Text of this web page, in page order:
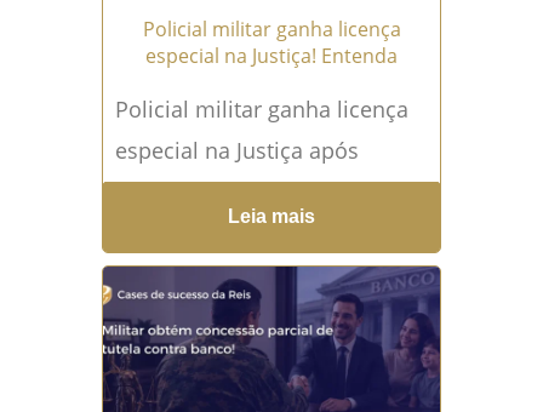
Policial militar ganha licença
especial na Justiça! Entenda
Policial militar ganha licença
especial na Justiça após
demonstrar que adquiriu o
benefício durante a carreira,
não usufruiu o período e
passou para...
Leia mais →
Leia mais